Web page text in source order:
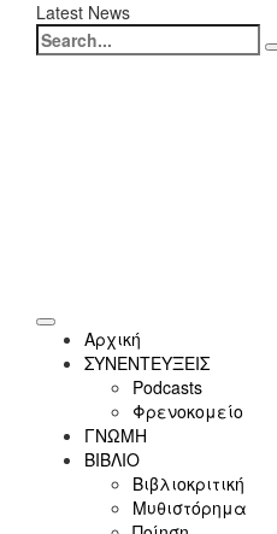
Latest News
Search
for:
Αρχική
ΣΥΝΕΝΤΕΥΞΕΙΣ
Podcasts
Φρενοκομείο
ΓΝΩΜΗ
ΒΙΒΛΙΟ
Βιβλιοκριτική
Μυθιστόρημα